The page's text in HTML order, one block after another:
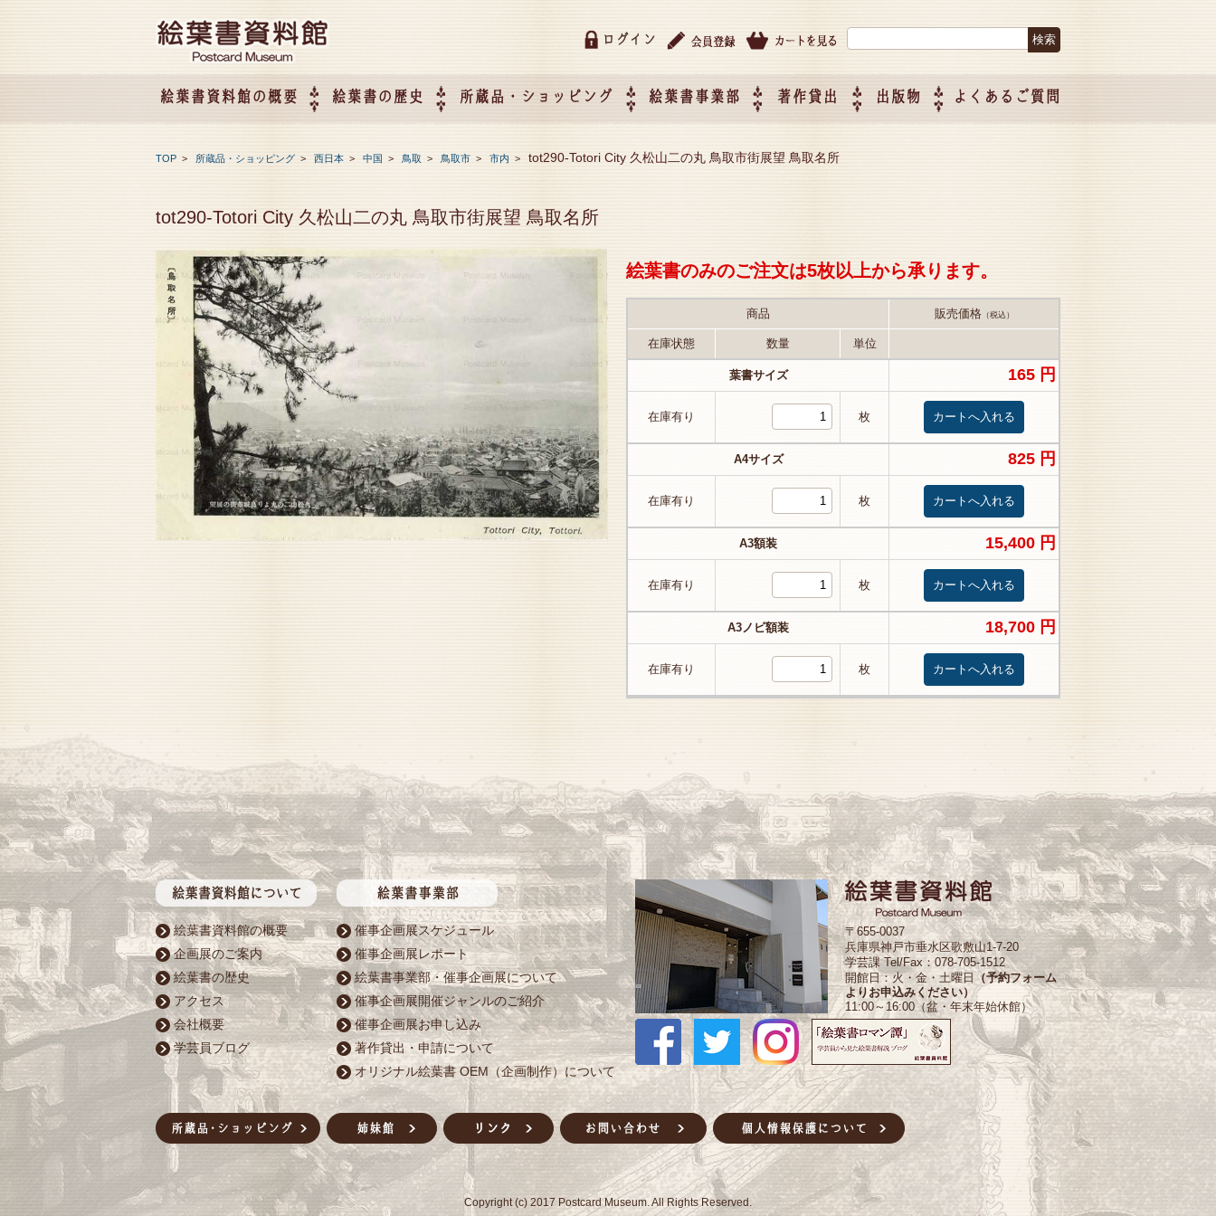
ログイン
絵葉書資料館の概要 絵葉書の歴史 所蔵品・ショッピング 絵葉書事業部
て
作）について
著作貸出 出版物 よくあるご質問
TOP > 所蔵品・ショッピング > 西日本 > 中国 > 鳥取 > 鳥取市 > 市内 > tot290-Totori City 久松山二の丸 鳥取市街展望 鳥取名所
tot290-Totori City 久松山二の丸 鳥取市街展望 鳥取名所
絵葉書のみのご注文は5枚以上から承ります。
商品 販売価格（税込）
在庫状態 数量 単位
葉書サイズ 165 円
在庫有り 枚
A4サイズ 825 円
在庫有り 枚
A3額装 15,400 円
在庫有り 枚
A3ノビ額装 18,700 円
在庫有り 枚
絵葉書資料館の概要
企画展のご案内
絵葉書の歴史
アクセス
会社概要
学芸員ブログ
催事企画展スケジュール
催事企画展レポート
絵葉書事業部・催事企画展について
催事企画展開催ジャンルのご紹介
催事企画展お申し込み
著作貸出・申請について
オリジナル絵葉書 OEM（企画制作）について
〒655-0037
兵庫県神戸市垂水区歌敷山1-7-20
学芸課 Tel/Fax：078-705-1512
開館日：火・金・土曜日 （予約フォーム
よりお申込みください）
11:00～16:00（盆・年末年始休館）
Copyright (c) 2017 Postcard Museum. All Rights Reserved.